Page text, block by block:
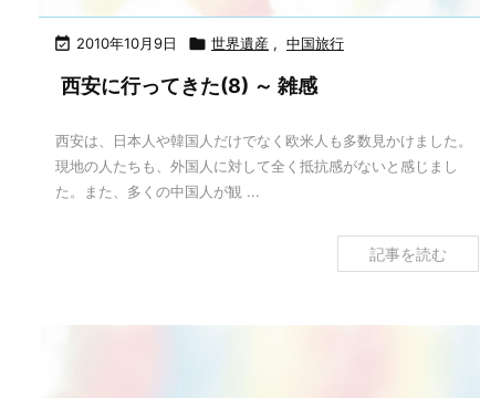
 2010年10月9日  世界遺産 , 中国旅行
西安に行ってきた(8) ～ 雑感
西安は、日本人や韓国人だけでなく欧米人も多数見かけました。
現地の人たちも、外国人に対して全く抵抗感がないと感じまし
た。また、多くの中国人が観 ...
記事を読む